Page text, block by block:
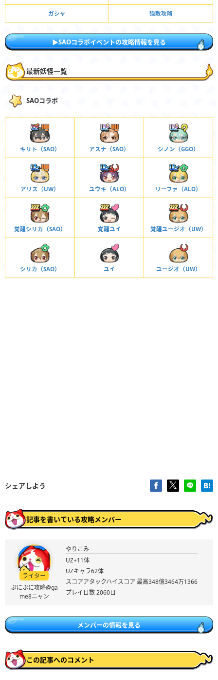
ガシャ 強敵攻略
▶︎SAOコラボイベントの攻略情報を見る
最新妖怪一覧
SAOコラボ
キリト（SAO） アスナ（SAO） シノン（GGO）
アリス（UW） ユウキ（ALO） リーファ（ALO）
覚醒シリカ（SAO） 覚醒ユイ 覚醒ユージオ（UW）
シリカ（SAO） ユイ ユージオ（UW）
シェアしよう
記事を書いている攻略メンバー
ライター
ぷにぷに攻略@ga
me8ニャン
やりこみ
UZ+11体
UZキャラ62体
スコアアタックハイスコア 最高348億3464万1366
プレイ日数 2060日
メンバーの情報を見る
この記事へのコメント